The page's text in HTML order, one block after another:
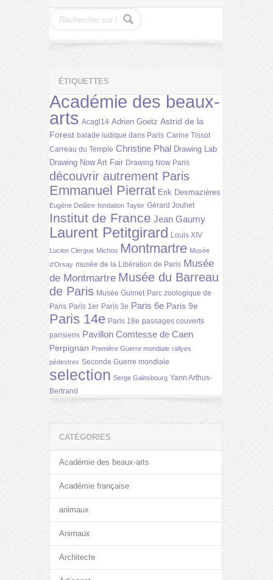
ÉTIQUETTES
Académie des beaux-
arts Acagl14 Adrien Goetz Astrid de la
Forest balade ludique dans Paris Carine Tissot
Carreau du Temple Christine Phal Drawing Lab
Drawing Now Art Fair Drawing Now Paris
découvrir autrement Paris
Emmanuel Pierrat Erik Desmazières
Eugène Delâtre fondation Taylor Gérard Jouhet
Institut de France Jean Gaumy
Laurent Petitgirard Louis XIV
Lucien Clergue Michou Montmartre Musée
d'Orsay musée de la Libération de Paris Musée
de Montmartre Musée du Barreau
de Paris Musée Guimet Parc zoologique de
Paris Paris 1er Paris 3e Paris 6e Paris 9e
Paris 14e Paris 18e passages couverts
parisiens Pavillon Comtesse de Caen
Perpignan Première Guerre mondiale rallyes
pédestres Seconde Guerre mondiale
selection Serge Gainsbourg Yann Arthus-
Bertrand
CATÉGORIES
Académie des beaux-arts
Académie française
animaux
Animaux
Architecte